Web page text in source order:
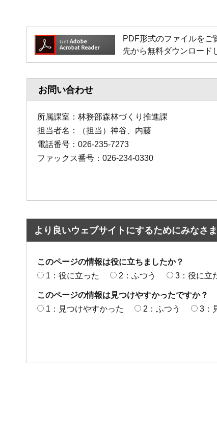
PDF形式のファイルをご
先から無料ダウンロード
お問い合わせ
所属課室：林務部森林づくり推進課
担当者名：（担当）神谷、内藤
電話番号：026-235-7273
ファックス番号：026-234-0330
より良いウェブサイトにするためにみなさ
このページの情報は役に立ちましたか？
1：役に立った
2：ふつう 3：役に立
このページの情報は見つけやすかったですか？
1：見つけやすかった
2：ふつう 3：